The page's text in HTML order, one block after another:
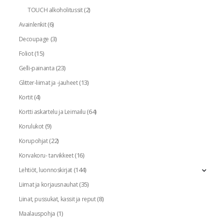
TOUCH alkoholitussit(2)
Avainlenkit(6)
Decoupage (3)
Foliot(15)
Gelli-painanta(23)
Glitter-liimat ja -jauheet(13)
Kortit(4)
Kortti askartelu ja Leimailu(64)
Korulukot(9)
Korupohjat(22)
Korvakoru- tarvikkeet(16)
Lehtiöt, luonnoskirjat(144)
Liimat ja korjausnauhat(35)
Liinat, pussukat, kassit ja reput(8)
Maalauspohja (1)